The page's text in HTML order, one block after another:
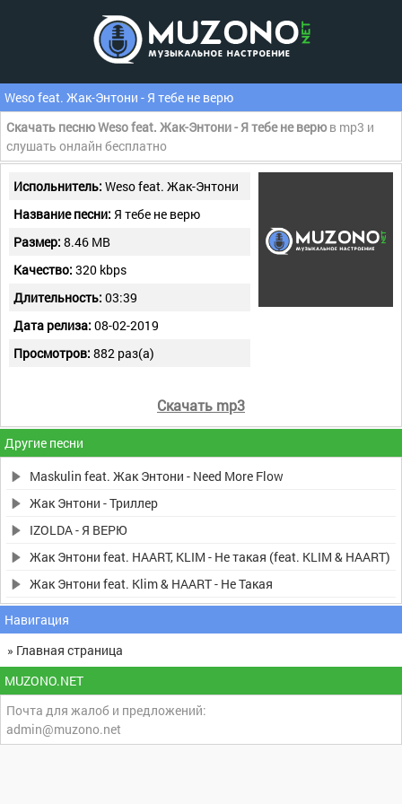
Weso feat. Жак-Энтони - Я тебе не верю
Скачать песню Weso feat. Жак-Энтони - Я тебе не верюв mp3 и
слушать онлайн бесплатно
Испольнитель: Weso feat. Жак-Энтони
Название песни: Я тебе не верю
Размер: 8.46 MB
Качество: 320 kbps
Длительность: 03:39
Дата релиза: 08-02-2019
Просмотров: 882 раз(а)
Скачать mp3
Другие песни
Maskulin feat. Жак Энтони - Need More Flow
Жак Энтони - Триллер
IZOLDA - Я ВЕРЮ
Жак Энтони feat. HAART, KLIM - Не такая (feat. KLIM & HAART)
Жак Энтони feat. Klim & HAART - Не Такая
Навигация
» Главная страница
MUZONO.NET
Почта для жалоб и предложений:
admin@muzono.net